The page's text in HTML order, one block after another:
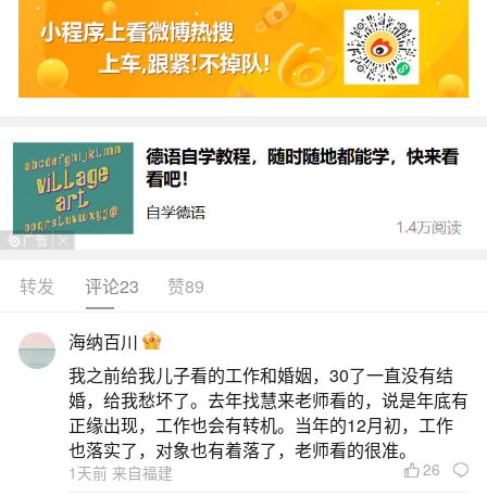
生活中像本命年的结束以什么为准？都是很常
见的问题，但是小问题不注意可能会引起大麻烦，
下面就这个问题给大家做一些解读：
1、本命年结束时间怎么算
本命年的结束时间通常以农历除夕夜为准，即
转发 评论23 赞89
海纳百川
我之前给我儿子看的工作和婚姻，30了一直没有结
婚，给我愁坏了。去年找慧来老师看的，说是年底有
正缘出现，工作也会有转机。当年的12月初，工作
也落实了，对象也有着落了，老师看的很准。
1天前 来自福建 26